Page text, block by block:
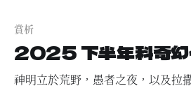
賞析
2025 下半年科奇幻
神明立於荒野，愚者之夜，以及拉